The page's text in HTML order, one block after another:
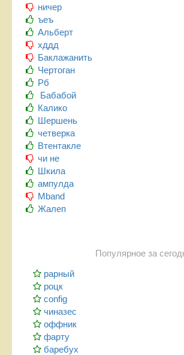
ничер
ъеъ
Альберт
хддд
Баклажанить
Чертоган
Рб
Бабабой
Калико
Шершень
четверка
Втентакле
чи не
Шкила
ампулда
Mband
Жалеп
Популярное за
рарный
роцк
config
чиназес
оффник
фарту
баребух